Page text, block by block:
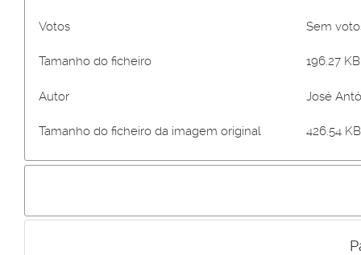
Votos Sem
Tamanho do ficheiro 196.27
Autor José
Tamanho do ficheiro da imagem original 426.54